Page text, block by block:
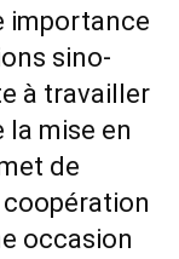
importance
sino-
à travailler
la mise en
de
coopération
occasion